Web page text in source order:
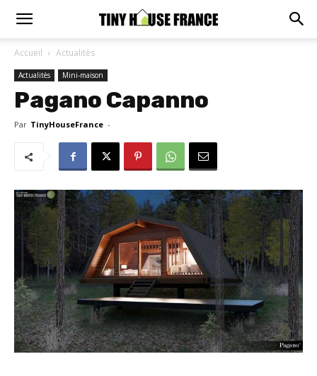
Accueil Actualitès
Actualitès Mini-maison
Pagano Capanno
Par TinyHouseFrance -